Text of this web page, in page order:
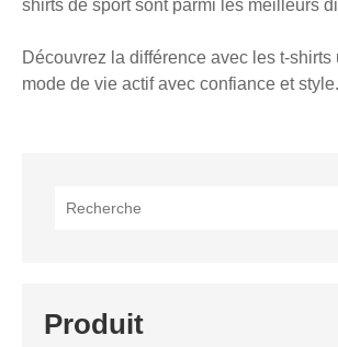
shirts de sport sont parmi les meilleurs
Découvrez la différence avec les t-
mode de vie actif avec confiance et style.
Produit